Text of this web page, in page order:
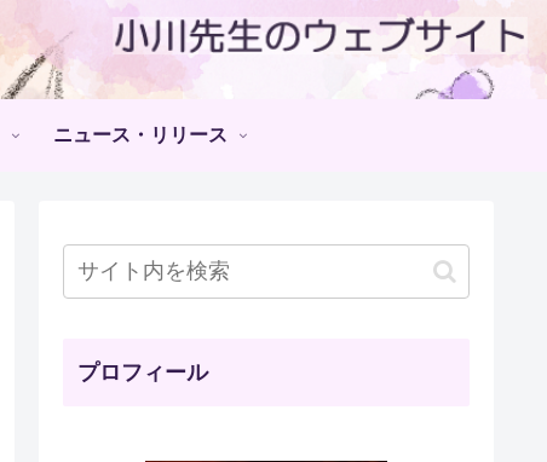
ニュース・リリース
プロフィール